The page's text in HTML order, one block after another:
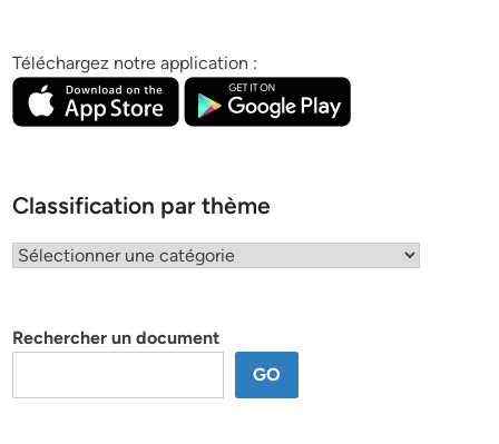
Téléchargez notre application :
Classification par thème
Classification
Rechercher un document
GO